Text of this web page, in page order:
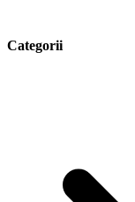
Categorii